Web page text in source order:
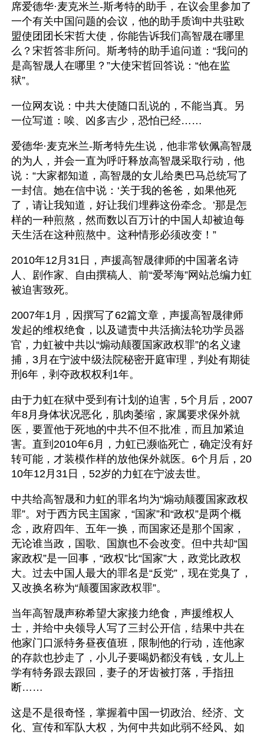
席爱德华·麦克米兰-斯考特的助手，在议会里参加了
一个有关中国问题的会议，他的助手质询中共驻欧
盟使团团长宋哲大使，你能告诉我们高智晟在哪里
么？宋哲答非所问。斯考特的助手追问道：“我问的
是高智晟人在哪里？”大使宋哲回答说：“他在监
狱”。
一位网友说：中共大使随口乱说的，不能当真。另
一位写道：唉、凶多吉少，恐怕已经……
爱德华·麦克米兰-斯考特先生说，他非常钦佩高智晟
的为人，并会一直为呼吁释放高智晟采取行动，他
说：“大家都知道，高智晟的女儿给奥巴马总统写了
一封信。她在信中说：‘关于我的爸爸，如果他死
了，请让我知道，好让我们埋葬这份牵念。’那是怎
样的一种煎熬，然而数以百万计的中国人却被迫每
天生活在这种煎熬中。这种情形必须改变！”
2010年12月31日，声援高智晟律师的中国著名诗
人、剧作家、自由撰稿人、前“爱琴海”网站总编力虹
被迫害致死。
2007年1月，因撰写了62篇文章，声援高智晟律师
发起的维权绝食，以及谴责中共活摘法轮功学员器
官，力虹被中共以“煽动颠覆国家政权罪”的名义逮
捕，3月在宁波中级法院秘密开庭审理，判处有期徒
刑6年，剥夺政权权利1年。
由于力虹在狱中受到有计划的迫害，5个月后，2007
年8月身体状况恶化，肌肉萎缩，家属要求保外就
医，要置他于死地的中共不但不批准，而且加紧迫
害。直到2010年6月，力虹已濒临死亡，确定没有好
转可能，才装模作样的放他保外就医。6个月后，20
10年12月31日，52岁的力虹在宁波去世。
中共给高智晟和力虹的罪名均为“煽动颠覆国家政权
罪”。对于西方民主国家，“国家”和“政权”是两个概
念，政府四年、五年一换，而国家还是那个国家，
无论谁当政，国歌、国旗也不会改变。但中共却“国
家政权”是一回事，“政权”比“国家”大，政党比政权
大。过去中国人最大的罪名是“反党”，现在党臭了，
又改换名称为“颠覆国家政权罪”。
当年高智晟声称希望大家接力绝食，声援维权人
士，并给中央领导人写了三封公开信，结果中共在
他家门口派特务昼夜值班，限制他的行动，连他家
的存款也抄走了，小儿子要喝奶都没有钱，女儿上
学有特务跟去跟回，妻子的牙齿被打落，手指扭
断……
这是不是很奇怪，掌握着中国一切政治、经济、文
化、宣传和军队大权，为何中共如此弱不经风、如